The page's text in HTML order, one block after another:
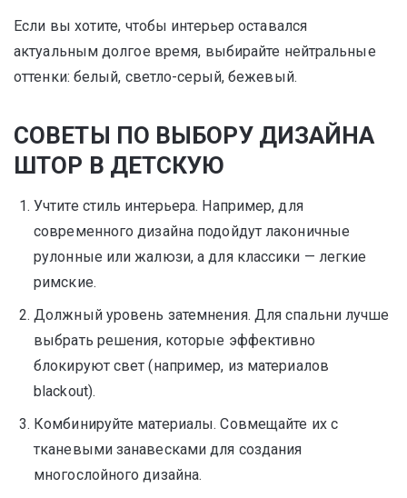
Если вы хотите, чтобы интерьер оставался
актуальным долгое время, выбирайте нейтральные
оттенки: белый, светло-серый, бежевый.
СОВЕТЫ ПО ВЫБОРУ ДИЗАЙНА
ШТОР В ДЕТСКУЮ
Учтите стиль интерьера. Например, для
современного дизайна подойдут лаконичные
рулонные или жалюзи, а для классики — легкие
римские.
Должный уровень затемнения. Для спальни лучше
выбрать решения, которые эффективно
блокируют свет (например, из материалов
blackout).
Комбинируйте материалы. Совмещайте их с
тканевыми занавесками для создания
многослойного дизайна.